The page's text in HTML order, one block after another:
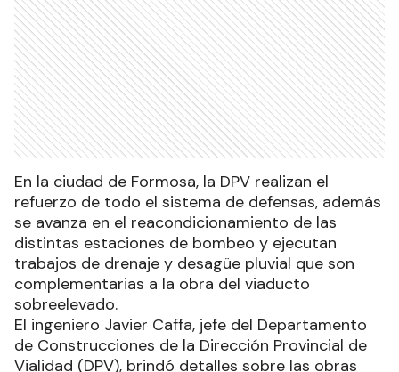
En la ciudad de Formosa, la DPV realizan el
refuerzo de todo el sistema de defensas, además
se avanza en el reacondicionamiento de las
distintas estaciones de bombeo y ejecutan
trabajos de drenaje y desagüe pluvial que son
complementarias a la obra del viaducto
sobreelevado.
El ingeniero Javier Caffa, jefe del Departamento
de Construcciones de la Dirección Provincial de
Vialidad (DPV), brindó detalles sobre las obras